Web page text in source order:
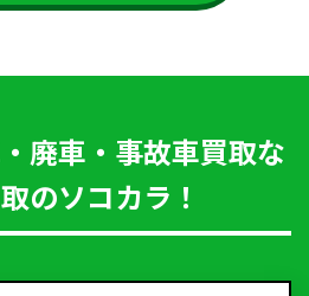
廃車・事故車買取な
のソコカラ！